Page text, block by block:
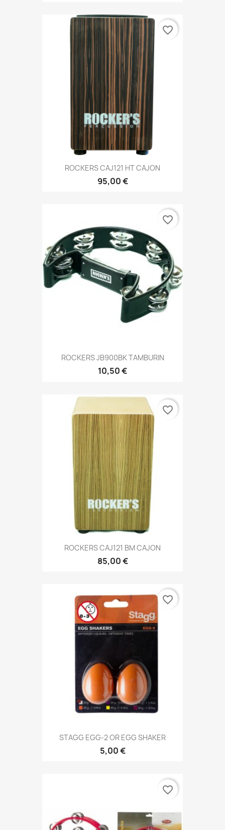
ROCKERS CAJ121 HT CAJON
95,00 €
favorite_border
ROCKERS JB900BK TAMBURIN
10,50 €
favorite_border
ROCKERS CAJ121 BM CAJON
85,00 €
favorite_border
STAGG EGG-2 OR EGG SHAKER
5,00 €
favorite_border
favorite_border